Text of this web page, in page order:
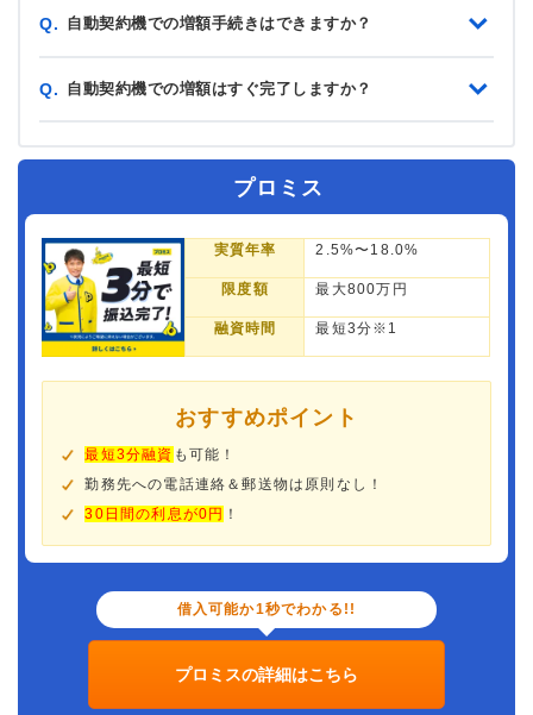
Q. 自動契約機での増額手続きはできますか？
Q. 自動契約機での増額はすぐ完了しますか？
プロミス
実質年率 2.5%〜18.0%
限度額 最大800万円
融資時間 最短3分※1
おすすめポイント
最短3分融資 も可能！
勤務先への電話連絡＆郵送物は原則なし！
30日間の利息が0円 ！
借入可能か1秒でわかる!!
プロミスの詳細はこちら